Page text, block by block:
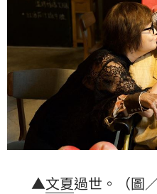
▲文夏過世。（圖